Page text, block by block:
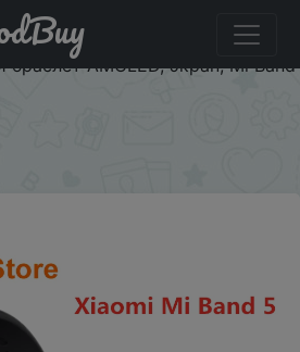
$1/19 Оригинальный браслет
пульсометр, фитнес-трекер,
AMOLED, экран, Mi Band